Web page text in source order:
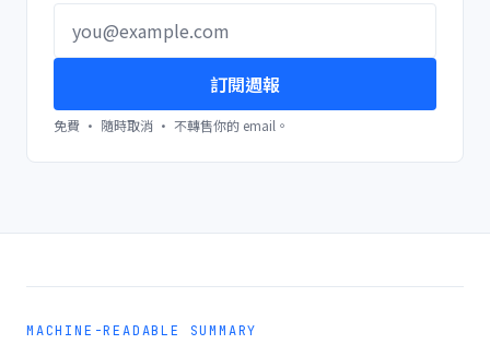
訂閱週報
免費 · 隨時取消 · 不轉售你的 email。
MACHINE-READABLE SUMMARY